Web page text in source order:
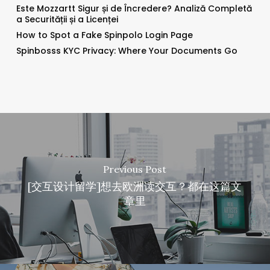
Este Mozzartt Sigur și de Încredere? Analiză Completă
a Securității și a Licenței
How to Spot a Fake Spinpolo Login Page
Spinbosss KYC Privacy: Where Your Documents Go
Previous Post
[交互设计留学]想去欧洲读交互？都在这篇文
章里